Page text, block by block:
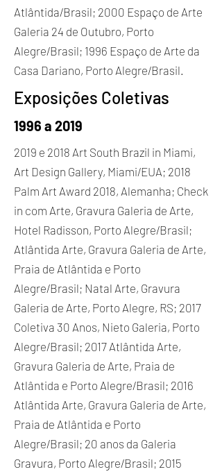
Atlântida/Brasil; 2000 Espaço de Arte
Galeria 24 de Outubro, Porto
Alegre/Brasil; 1996 Espaço de Arte da
Casa Dariano, Porto Alegre/Brasil.
Exposições Coletivas
1996 a 2019
2019 e 2018 Art South Brazil in Miami,
Art Design Gallery, Miami/EUA; 2018
Palm Art Award 2018, Alemanha; Check
in com Arte, Gravura Galeria de Arte,
Hotel Radisson, Porto Alegre/Brasil;
Atlântida Arte, Gravura Galeria de Arte,
Praia de Atlântida e Porto
Alegre/Brasil; Natal Arte, Gravura
Galeria de Arte, Porto Alegre, RS; 2017
Coletiva 30 Anos, Nieto Galeria, Porto
Alegre/Brasil; 2017 Atlântida Arte,
Gravura Galeria de Arte, Praia de
Atlântida e Porto Alegre/Brasil; 2016
Atlântida Arte, Gravura Galeria de Arte,
Praia de Atlântida e Porto
Alegre/Brasil; 20 anos da Galeria
Gravura, Porto Alegre/Brasil; 2015